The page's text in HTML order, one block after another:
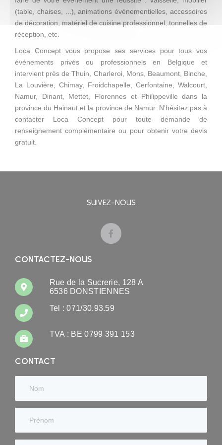
(table, chaises, ...), animations événementielles, accessoires
de décoration, matériel de cuisine professionnel, tonnelles de
réception, etc.
Loca Concept vous propose ses services pour tous vos
événements privés ou professionnels en Belgique et
intervient près de Thuin, Charleroi, Mons, Beaumont, Binche,
La Louvière, Chimay, Froidchapelle, Cerfontaine, Walcourt,
Namur, Dinant, Mettet, Florennes et Philippeville dans la
province du Hainaut et la province de Namur. N'hésitez pas à
contacter Loca Concept pour toute demande de
renseignement complémentaire ou pour obtenir votre devis
gratuit.
SUIVEZ-NOUS
CONTACTEZ-NOUS
Rue de la Sucrerie, 128 A
6536 DONSTIENNES
Tel : 071/30.93.59
TVA : BE 0799 391 153
CONTACT